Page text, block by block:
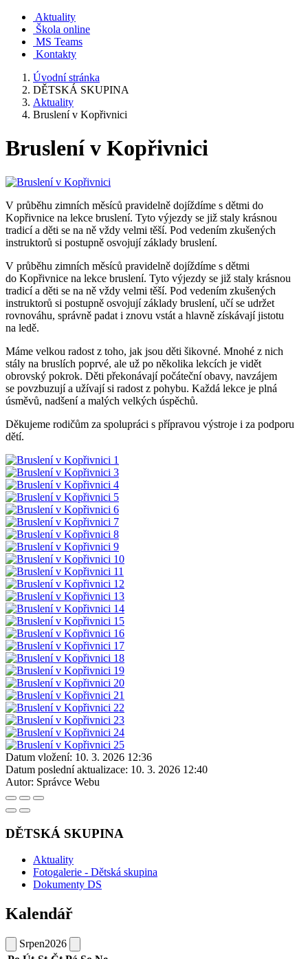
Aktuality
Škola online
MS Teams
Kontakty
Úvodní stránka
DĚTSKÁ SKUPINA
Aktuality
Bruslení v Kopřivnici
Bruslení v Kopřivnici
V průběhu zimních měsíců pravidelně dojíždíme s dětmi do
Kopřivnice na lekce bruslení. Tyto výjezdy se již staly krásnou
tradicí a děti se na ně vždy velmi těší. Pod vedením zkušených
instruktorů si postupně osvojují základy bruslení.
V průběhu zimních měsíců pravidelně dojíždíme s dětmi
do Kopřivnice na lekce bruslení. Tyto výjezdy se již staly krásnou
tradicí a děti se na ně vždy velmi těší. Pod vedením zkušených
instruktorů si postupně osvojují základy bruslení, učí se udržet
rovnováhu, správně padat i znovu vstát a hlavně získávají jistotu
na ledě.
Máme velkou radost z toho, jak jsou děti šikovné. Mnohé z nich
stály na bruslích poprvé, ale už po několika lekcích je vidět
obrovský pokrok. Děti překonávají počáteční obavy, navzájem
se povzbuzují a užívají si radost z pohybu. Každá lekce je plná
úsměvů, nadšení a malých velkých úspěchů.
Děkujeme rodičům za spolupráci s přípravou výstroje i za podporu
dětí.
Datum vložení: 10. 3. 2026 12:36
Datum poslední aktualizace: 10. 3. 2026 12:40
Autor: Správce Webu
DĚTSKÁ SKUPINA
Aktuality
Fotogalerie - Dětská skupina
Dokumenty DS
Kalendář
Srpen2026